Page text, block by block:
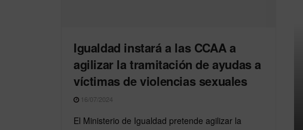
Igualdad instará a las CCAA a
agilizar la tramitación de ayudas a
víctimas de violencias sexuales
16/07/2024
El Ministerio de Igualdad pretende agilizar la